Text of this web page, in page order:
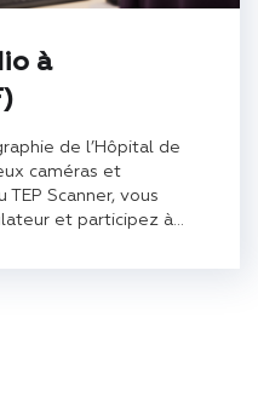
à
de l’Hôpital de
caméras et
TEP Scanner, vous
et participez à...